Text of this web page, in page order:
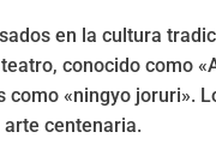
en la cultura
conocido como
como «ningyo joruri».
centenaria.